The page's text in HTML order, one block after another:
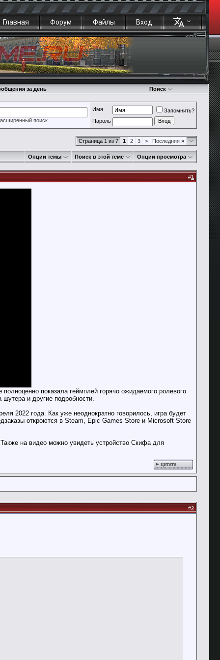
Главная Форум Файлы Вход
за день Поиск
поиск
Имя
Запомнить?
Пароль
Страница 1 из 7 1 2 3 > Последняя »
Опции темы Поиск в этой теме Опции просмотра
#1
показала геймплей горячо ожидаемого ролевого
и другие подробности.
2022 года. Как уже неоднократно говорилось, игра будет
откроются в Steam, Epic Games Store и Microsoft Store
на видео можно увидеть устройство Скифа для
цитата
#2